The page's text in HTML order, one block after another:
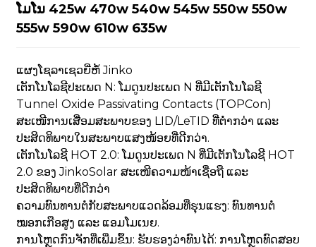
ໂມໂນ 425w 470w 540w 545w 550w 550w
555w 590w 610w 635w
ແຜງໂຊລາເຊວຍີ່ຫໍ້ Jinko
ເຕັກໂນໂລຊີປະເພດ N: ໂມດູນປະເພດ N ທີ່ມີເຕັກໂນໂລຊີ
Tunnel Oxide Passivating Contacts (TOPCon)
ສະເໜີການເສື່ອມສະພາບຂອງ LID/LeTID ທີ່ຕ່ຳກວ່າ ແລະ
ປະສິດທິພາບໃນສະພາບແສງໜ້ອຍທີ່ດີກວ່າ.
ເຕັກໂນໂລຊີ HOT 2.0: ໂມດູນປະເພດ N ທີ່ມີເຕັກໂນໂລຊີ HOT
2.0 ຂອງ JinkoSolar ສະເໜີຄວາມໜ້າເຊື່ອຖື ແລະ
ປະສິດທິພາບທີ່ດີກວ່າ
ຄວາມທົນທານຕໍ່ກັບສະພາບແວດລ້ອມທີ່ຮຸນແຮງ: ທົນທານຕໍ່
ໝອກເກືອສູງ ແລະ ແອມໂມເນຍ.
ການໂຫຼດກົນຈັກທີ່ເພີ່ມຂຶ້ນ: ຮັບຮອງວ່າທົນໄດ້: ການໂຫຼດທົດສອບ